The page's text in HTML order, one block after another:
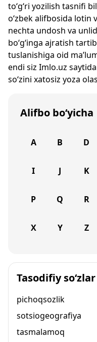
to‘g‘ri yozilish tasnifi
o‘zbek alifbosida lotin
nechta undosh va
bo‘g‘inga ajratish
tuslanishiga oid
endi siz Imlo.uz
so‘zini xatosiz yoza
Alifbo bo‘yicha
A B D
I J K
P Q R
X Y Z
Tasodifiy so‘zlar
pichoqsozlik
sotsiogeografiya
tasmalamoq